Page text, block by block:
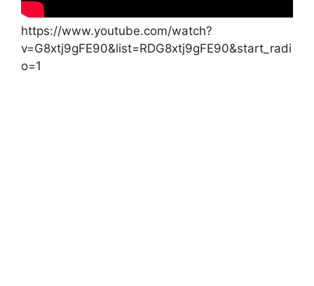
https://www.youtube.com/watch?
v=G8xtj9gFE90&list=RDG8xtj9gFE90&start_radi
o=1